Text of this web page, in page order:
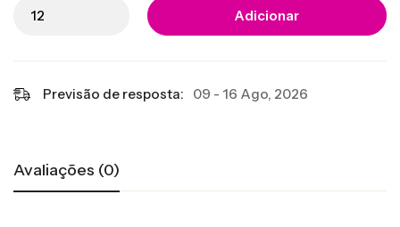
Adicionar
Previsão de resposta: 09 - 16 Ago, 2026
Avaliações (0)